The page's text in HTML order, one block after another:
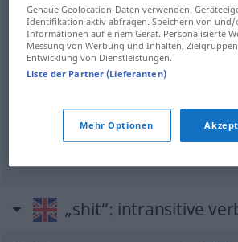
Mistkerlm shit person
„shit“: intransitive
Genaue Geolocation-Daten verwenden.
Identifikation aktiv abfragen. Speichern von
Informationen auf einem Gerät. Personalisierte
Messung von Werbung und Inhalten,
Entwicklung von Dienstleistungen.
Liste der Partner (Lieferanten)
Mehr Optionen